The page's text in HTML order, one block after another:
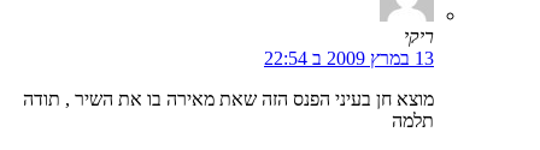
ריקי
13 במרץ 2009 ב 22:54
מוצא חן בעיני הפנס הזה שאת מאירה בו את השיר , תודה
תלמה